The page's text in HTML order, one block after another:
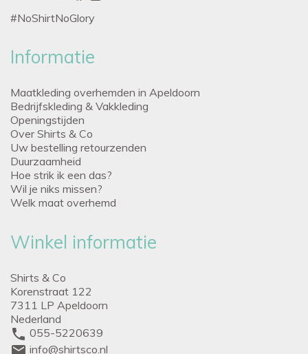
#NoShirtNoGlory
Informatie
Maatkleding overhemden in Apeldoorn
Bedrijfskleding & Vakkleding
Openingstijden
Over Shirts & Co
Uw bestelling retourzenden
Duurzaamheid
Hoe strik ik een das?
Wil je niks missen?
Welk maat overhemd
Winkel informatie
Shirts & Co
Korenstraat 122
7311 LP Apeldoorn
Nederland
phone 055-5220639
mail info@shirtsco.nl